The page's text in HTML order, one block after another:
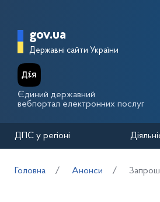
Головна
gov.ua
Державні сайти України
Єдиний державний
вебпортал електронних послуг
ДПС у регіоні
Головна Анонси